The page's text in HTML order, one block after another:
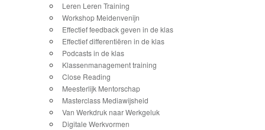
Leren Leren Training
Workshop Meidenvenijn
Effectief feedback geven in de klas
Effectief differentiëren in de klas
Podcasts in de klas
Klassenmanagement training
Close Reading
Meesterlijk Mentorschap
Masterclass Mediawijsheid
Van Werkdruk naar Werkgeluk
Digitale Werkvormen